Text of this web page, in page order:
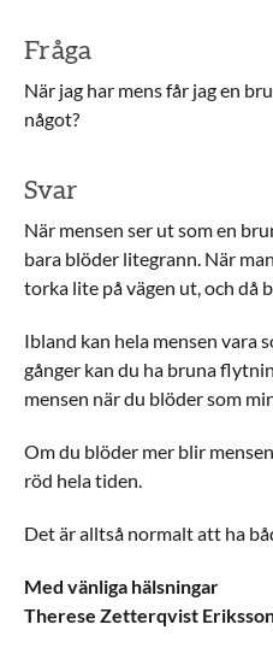
Fråga
När jag har mens får jag en
något?
Svar
När mensen ser ut som en
bara blöder litegrann. När
torka lite på vägen ut, och då
Ibland kan hela mensen vara
gånger kan du ha bruna
mensen när du blöder som
Om du blöder mer blir
röd hela tiden.
Det är alltså normalt att ha
Med vänliga hälsningar
Therese Zetterqvist